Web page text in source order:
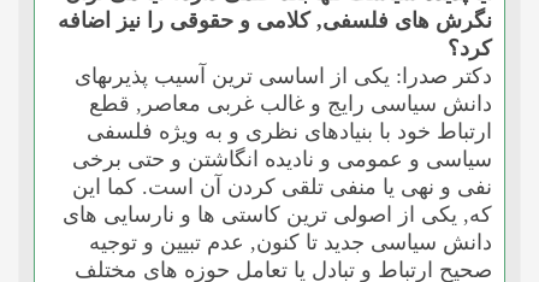
نگرش هاى فلسفى, کلامى و حقوقى را نیز اضافه
کرد؟
دکتر صدرا: یکى از اساسى ترین آسیب پذیرىهاى
دانش سیاسى رایج و غالب غربى معاصر, قطع
ارتباط خود با بنیادهاى نظرى و به ویژه فلسفى
سیاسى و عمومى و نادیده انگاشتن و حتى برخى
نفى و نهى یا منفى تلقى کردن آن است. کما این
که, یکى از اصولى ترین کاستى ها و نارسایى هاى
دانش سیاسى جدید تا کنون, عدم تبیین و توجیه
صحیح ارتباط و تبادل یا تعامل حوزه هاى مختلف